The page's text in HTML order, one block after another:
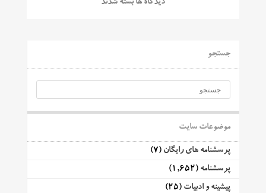
دیدگاه ها بسته شدند
جستجو
موضوعات سایت
پرسشنامه های رایگان (7)
پرسشنامه (1,652)
پیشینه و ادبیات (25)